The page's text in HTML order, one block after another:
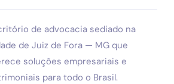
de advocacia sediado na
de Juiz de Fora — MG que
soluções empresariais e
para todo o Brasil.